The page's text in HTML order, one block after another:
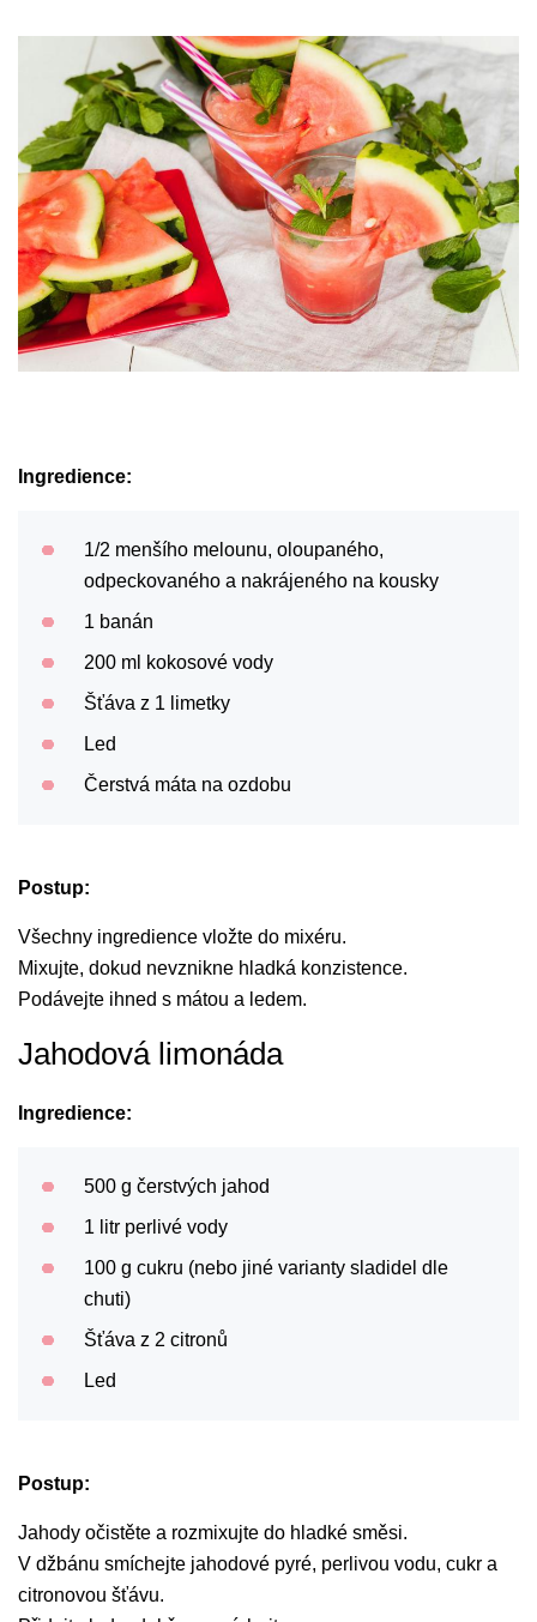
Ingredience:
1/2 menšího melounu, oloupaného,
odpeckovaného a nakrájeného na kousky
1 banán
200 ml kokosové vody
Šťáva z 1 limetky
Led
Čerstvá máta na ozdobu
Postup:
Všechny ingredience vložte do mixéru.
Mixujte, dokud nevznikne hladká konzistence.
Podávejte ihned s mátou a ledem.
Jahodová limonáda
Ingredience:
500 g čerstvých jahod
1 litr perlivé vody
100 g cukru (nebo jiné varianty sladidel dle
chuti)
Šťáva z 2 citronů
Led
Postup:
Jahody očistěte a rozmixujte do hladké směsi.
V džbánu smíchejte jahodové pyré, perlivou vodu, cukr a
citronovou šťávu.